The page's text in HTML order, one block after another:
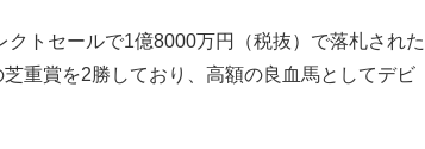
トセールで1億8000万円（税抜）で落札された
重賞を2勝しており、高額の良血馬としてデビ